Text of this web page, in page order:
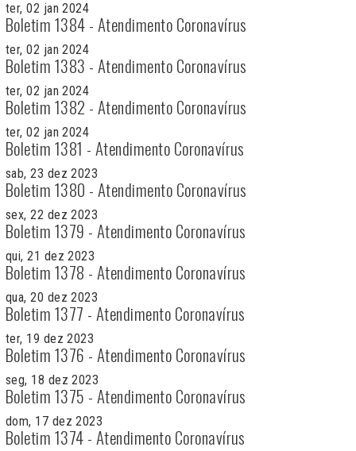
ter, 02 jan 2024
Boletim 1384 - Atendimento Coronavírus
ter, 02 jan 2024
Boletim 1383 - Atendimento Coronavírus
ter, 02 jan 2024
Boletim 1382 - Atendimento Coronavírus
ter, 02 jan 2024
Boletim 1381 - Atendimento Coronavírus
sab, 23 dez 2023
Boletim 1380 - Atendimento Coronavírus
sex, 22 dez 2023
Boletim 1379 - Atendimento Coronavírus
qui, 21 dez 2023
Boletim 1378 - Atendimento Coronavírus
qua, 20 dez 2023
Boletim 1377 - Atendimento Coronavírus
ter, 19 dez 2023
Boletim 1376 - Atendimento Coronavírus
seg, 18 dez 2023
Boletim 1375 - Atendimento Coronavírus
dom, 17 dez 2023
Boletim 1374 - Atendimento Coronavírus